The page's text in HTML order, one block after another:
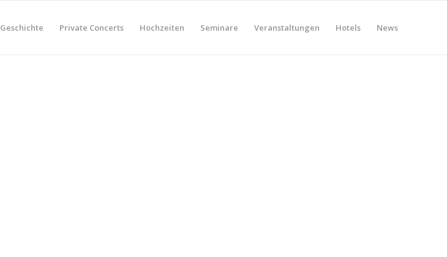
Geschichte Private Concerts Hochzeiten Seminare Veranstaltungen Hotels News